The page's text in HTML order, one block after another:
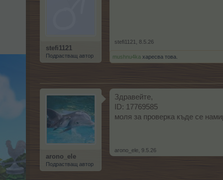
stefi1121
Подрастващ автор
stefi1121 8.5.26
mushnu4ka харесва това.
arono_ele
Подрастващ автор
Здравейте,
ID: 17769585
моля за проверка къде се
arono_ele 9.5.26